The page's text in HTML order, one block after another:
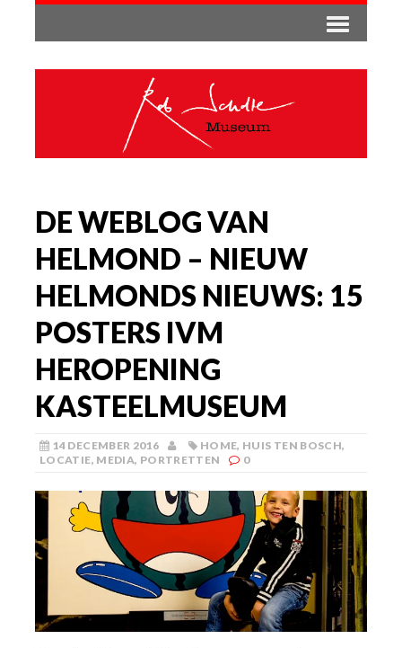
DE WEBLOG VAN
HELMOND – NIEUW
HELMONDS NIEUWS: 15
POSTERS IVM
HEROPENING
KASTEELMUSEUM
14 DECEMBER 2016 HOME, HUIS TEN BOSCH,
LOCATIE, MEDIA, PORTRETTEN 0